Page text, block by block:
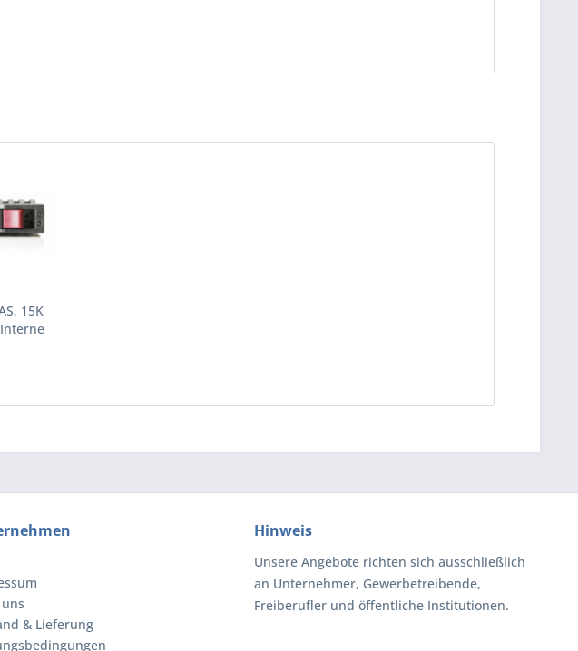
15K
& Lieferung
Hinweis
Unsere Angebote richten sich ausschließlich
an Unternehmer, Gewerbetreibende,
Freiberufler und öffentliche Institutionen.